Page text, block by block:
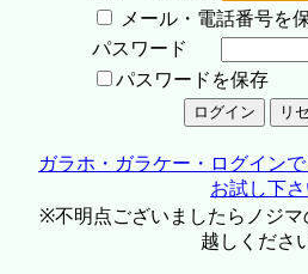
メール・電話番号を
パスワード
パスワードを保存
ガラホ・ガラケー・ログイン
お試し下
※不明点ございましたらノジ
越しくださ